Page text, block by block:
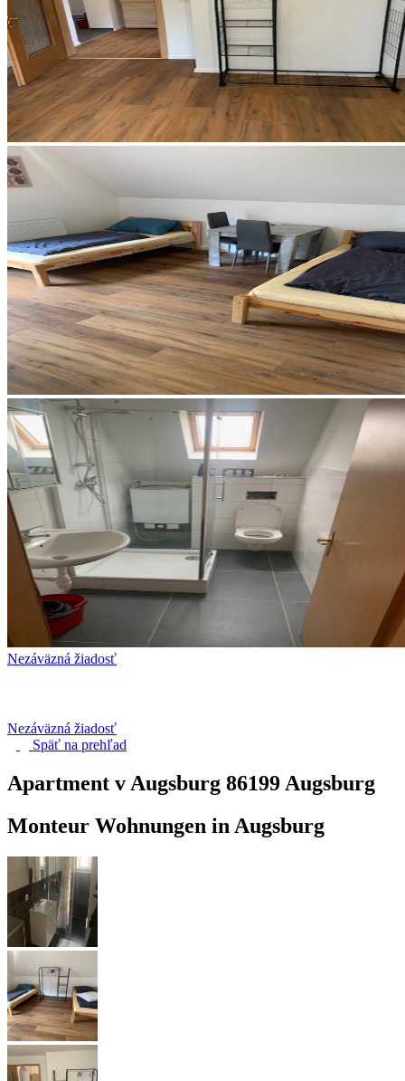
Nezáväzná žiadosť
Nezáväzná žiadosť
Späť na prehľad
Apartment v Augsburg 86199 Augsburg
Monteur Wohnungen in Augsburg